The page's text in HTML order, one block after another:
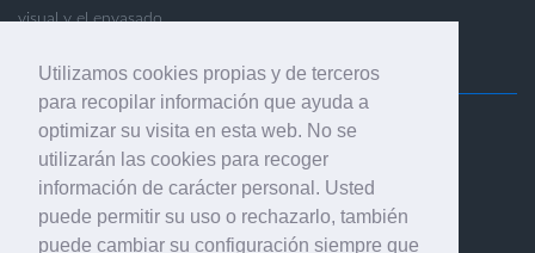
Utilizamos cookies propias y de terceros
para recopilar información que ayuda a
optimizar su visita en esta web. No se
utilizarán las cookies para recoger
información de carácter personal. Usted
puede permitir su uso o rechazarlo, también
puede cambiar su configuración siempre que
visual y el envasado.
Ediciones Industria Gráfica, S.C.P.
Calle Fluvià 257, bajos, 08020 Barcelona (España)